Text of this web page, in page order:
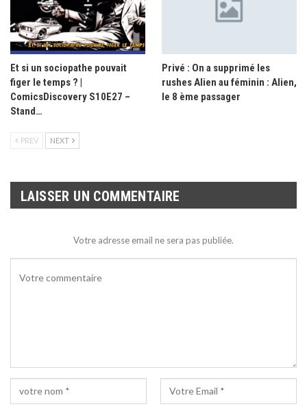
Et si un sociopathe pouvait
figer le temps ? |
ComicsDiscovery S10E27 –
Stand…
Privé : On a supprimé les
rushes Alien au féminin : Alien,
le 8 ème passager
PREV NEXT
LAISSER UN COMMENTAIRE
Votre adresse email ne sera pas publiée.